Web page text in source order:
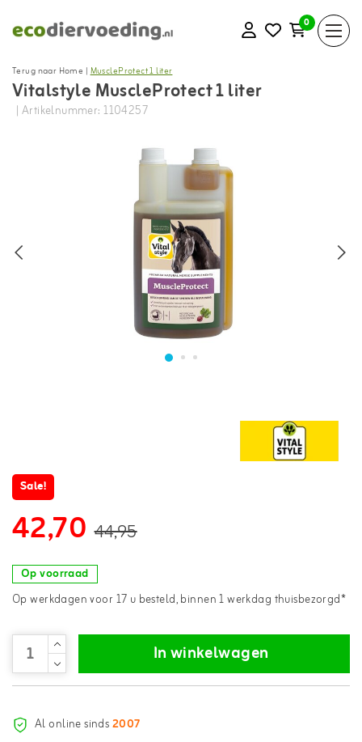
0
Terug naar Home |MuscleProtect 1 liter
Vitalstyle MuscleProtect 1 liter
| Artikelnummer: 1104257
Sale!
42,70 44,95
Op voorraad
Op werkdagen voor 17 u besteld, binnen 1 werkdag thuisbezorgd*
In winkelwagen
Al online sinds2007